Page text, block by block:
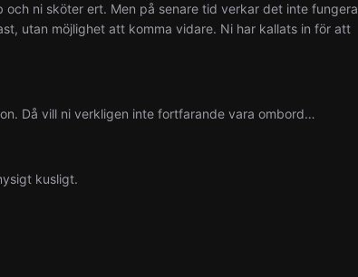
ni sköter ert. Men på senare tid verkar det inte fungera
utan möjlighet att komma vidare. Ni har kallats in för att
Då vill ni verkligen inte fortfarande vara ombord…
kusligt.